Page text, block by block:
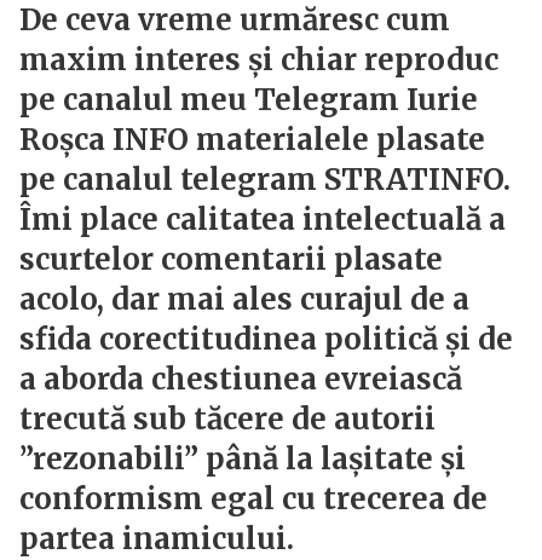
De ceva vreme urmăresc cum
maxim interes și chiar reproduc
pe canalul meu Telegram Iurie
Roșca INFO materialele plasate
pe canalul telegram STRATINFO.
Îmi place calitatea intelectuală a
scurtelor comentarii plasate
acolo, dar mai ales curajul de a
sfida corectitudinea politică și de
a aborda chestiunea evreiască
trecută sub tăcere de autorii
”rezonabili” până la lașitate și
conformism egal cu trecerea de
partea inamicului.